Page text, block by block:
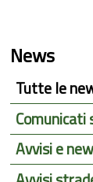
News
Tutte le
Comunicati
Avvisi e